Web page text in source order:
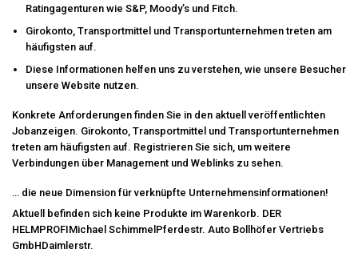
Ratingagenturen wie S&P, Moody’s und Fitch.
Girokonto, Transportmittel und Transportunternehmen treten am
häufigsten auf.
Diese Informationen helfen uns zu verstehen, wie unsere Besucher
unsere Website nutzen.
Konkrete Anforderungen finden Sie in den aktuell veröffentlichten
Jobanzeigen. Girokonto, Transportmittel und Transportunternehmen
treten am häufigsten auf. Registrieren Sie sich, um weitere
Verbindungen über Management und Weblinks zu sehen.
… die neue Dimension für verknüpfte Unternehmensinformationen!
Aktuell befinden sich keine Produkte im Warenkorb. DER
HELMPROFIMichael SchimmelPferdestr. Auto Bollhöfer Vertriebs
GmbHDaimlerstr.